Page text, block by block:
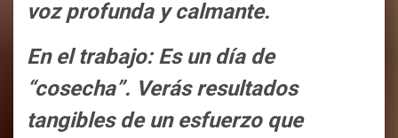
voz profunda y calmante.
En el trabajo: Es un día de
“cosecha”. Verás resultados
tangibles de un esfuerzo que